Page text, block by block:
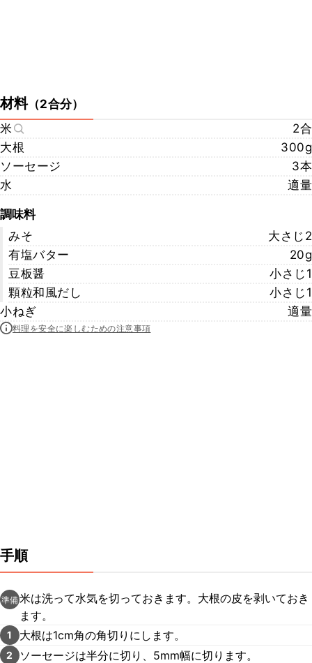
材料（2合分）
米
2合
大根
300g
ソーセージ
3本
水
適量
調味料
みそ
大さじ2
有塩バター
20g
豆板醤
小さじ1
顆粒和風だし
小さじ1
小ねぎ
適量
料理を安全に楽しむための注意事項
手順
準備米は洗って水気を切っておきます。大根の皮を剥いておき
ます。
1 大根は1cm角の角切りにします。
2 ソーセージは半分に切り、5mm幅に切ります。